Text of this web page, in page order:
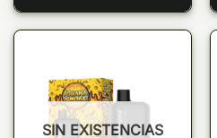
SIN EXISTENCIAS